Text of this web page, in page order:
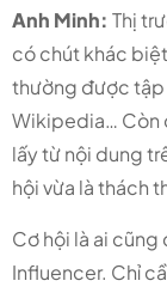
Anh Minh: Thị
có chút khác
thường được tập
Wikipedia… Còn
lấy từ nội dung
hội vừa là thách
Cơ hội là ai cũng
Influencer. Chỉ